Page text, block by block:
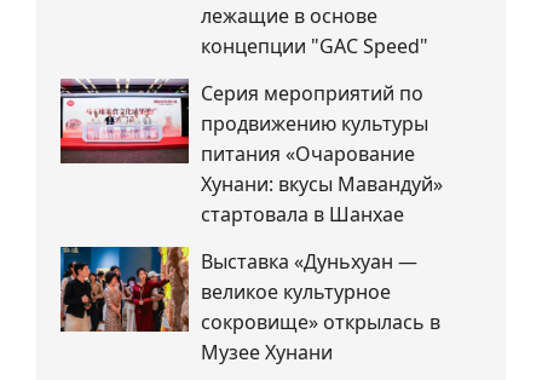
лежащие в основе
концепции "GAC Speed"
Серия мероприятий по
продвижению культуры
питания «Очарование
Хунани: вкусы Мавандуй»
стартовала в Шанхае
Выставка «Дуньхуан —
великое культурное
сокровище» открылась в
Музее Хунани